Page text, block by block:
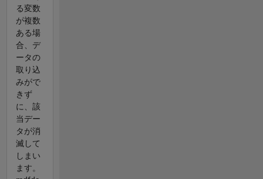
る変数
が複数
ある場
合、デ
ータの
取り込
みがで
きず
に、該
当デー
タが消
滅して
しまい
ます。